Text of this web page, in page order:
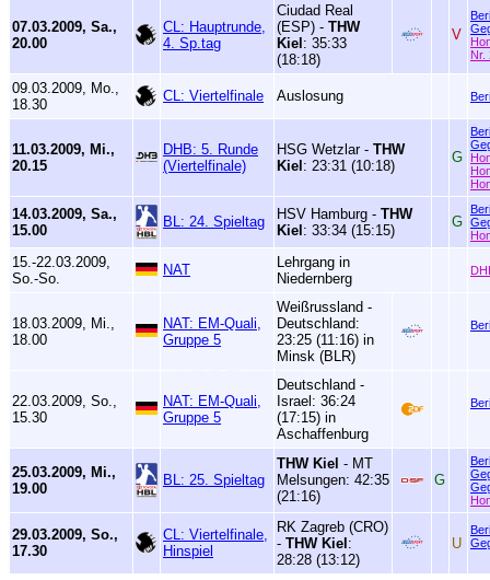
07.03.2009, Sa.,
20.00
CL: Hauptrunde,
4. Sp.tag
Ciudad Real
(ESP) - THW
Kiel : 35:33
(18:18)
V
Nr.
09.03.2009, Mo.,
18.30
CL: Viertelfinale Auslosung
11.03.2009, Mi.,
20.15
DHB: 5. Runde
(Viertelfinale)
HSG Wetzlar - THW
Kiel : 23:31 (10:18)
G
14.03.2009, Sa.,
15.00
BL: 24. Spieltag HSV Hamburg - THW
Kiel : 33:34 (15:15)
G
15.-22.03.2009,
So.-So.
NAT
Lehrgang in
Niedernberg
18.03.2009, Mi.,
18.00
NAT: EM-Quali,
Gruppe 5
Weißrussland -
Deutschland:
23:25 (11:16) in
Minsk (BLR)
22.03.2009, So.,
15.30
NAT: EM-Quali,
Gruppe 5
Deutschland -
Israel: 36:24
(17:15) in
Aschaffenburg
25.03.2009, Mi.,
19.00
BL: 25. Spieltag
THW Kiel - MT
Melsungen: 42:35
(21:16)
G
29.03.2009, So.,
17.30
CL: Viertelfinale,
Hinspiel
RK Zagreb (CRO)
- THW Kiel :
28:28 (13:12)
U